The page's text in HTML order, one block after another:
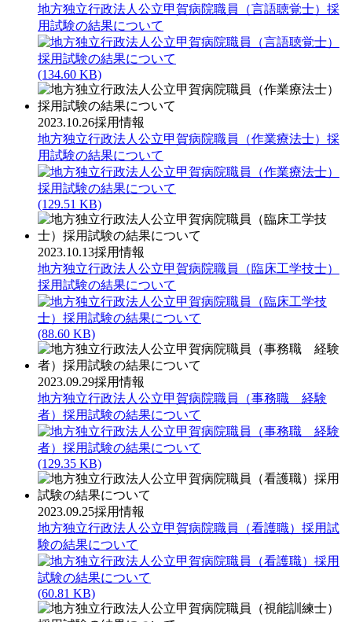
地方独立行政法人公立甲賀病院職員（言語聴覚士）採
用試験の結果について
(134.60 KB)
2023.10.26採用情報
地方独立行政法人公立甲賀病院職員（作業療法士）採
用試験の結果について
(129.51 KB)
2023.10.13採用情報
地方独立行政法人公立甲賀病院職員（臨床工学技士）
採用試験の結果について
(88.60 KB)
2023.09.29採用情報
地方独立行政法人公立甲賀病院職員（事務職 経験
者）採用試験の結果について
(129.35 KB)
2023.09.25採用情報
地方独立行政法人公立甲賀病院職員（看護職）採用試
験の結果について
(60.81 KB)